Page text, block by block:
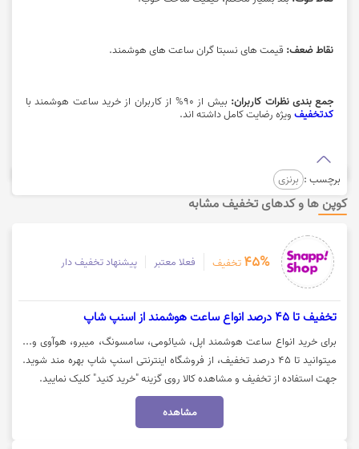
نقاط ضعف: قیمت های نسبتا گران ساعت های هوشمند.
جمع بندی نظرات کاربران: بیش از 90% از کاربران از خرید ساعت هوشمند با
کدتخفیف ویژه رضایت کامل داشته اند.
برچسب : برنزی
کوپن ها و کدهای تخفیف مشابه
45% تخفیف فعلا معتبر پیشنهاد تخفیف دار
تخفیف تا 45 درصد انواع ساعت هوشمند از اسنپ شاپ
برای خرید انواع ساعت هوشمند اپل، شیائومی، سامسونگ، میبرو، هوآوی و...
میتوانید تا 45 درصد تخفیف، از فروشگاه اینترنتی اسنپ شاپ بهره مند شوید.
جهت استفاده از تخفیف و مشاهده کالا روی گزینه "خرید کنید" کلیک نمایید.
مشاهده